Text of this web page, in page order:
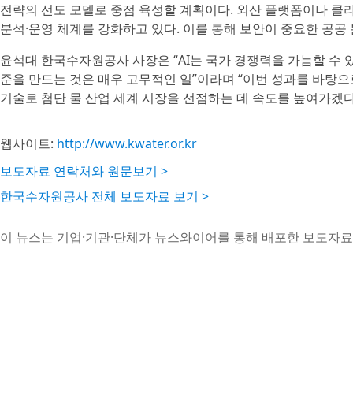
전략의 선도 모델로 중점 육성할 계획이다. 외산 플랫폼이나
분석·운영 체계를 강화하고 있다. 이를 통해 보안이 중요한 공
윤석대 한국수자원공사 사장은 “AI는 국가 경쟁력을 가늠할
준을 만드는 것은 매우 고무적인 일”이라며 “이번 성과를 바탕
기술로 첨단 물 산업 세계 시장을 선점하는 데 속도를 높여가겠
웹사이트: http://www.kwater.or.kr
보도자료 연락처와 원문보기 >
한국수자원공사 전체 보도자료 보기 >
이 뉴스는 기업·기관·단체가 뉴스와이어를 통해 배포한 보도자